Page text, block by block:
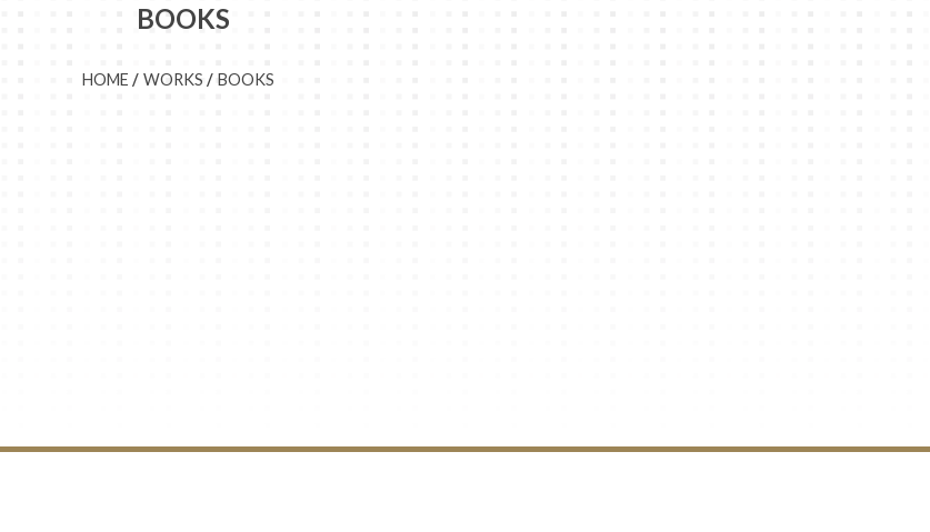
BOOKS
HOME WORKS BOOKS